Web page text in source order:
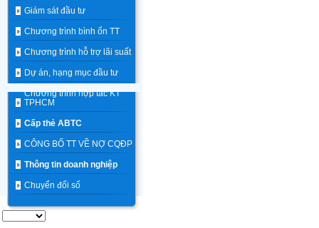
Giám sát đầu tư
Chương trình bình ổn TT
Chương trình hỗ trợ lãi suất
Dự án, hạng mục đầu tư
Chương trình hợp tác KT
TPHCM
Cấp thẻ ABTC
CÔNG BỐ TT VỀ NỢ CQĐP
Thông tin doanh nghiệp
Chuyển đổi số